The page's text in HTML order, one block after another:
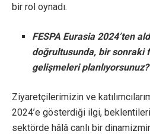
bir rol oynadı.
FESPA Eurasia 2024’ten
doğrultusunda, bir sonraki
gelişmeleri planlıyorsunuz?
Ziyaretçilerimizin ve
2024’e gösterdiği ilgi,
sektörde hâlâ canlı bir